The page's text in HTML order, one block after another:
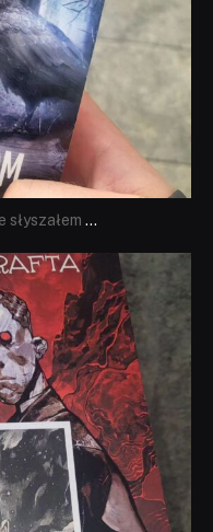
słyszałem ...